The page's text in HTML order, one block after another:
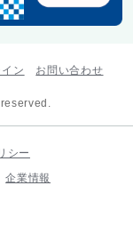
ン お問い合わせ
シー
企業情報